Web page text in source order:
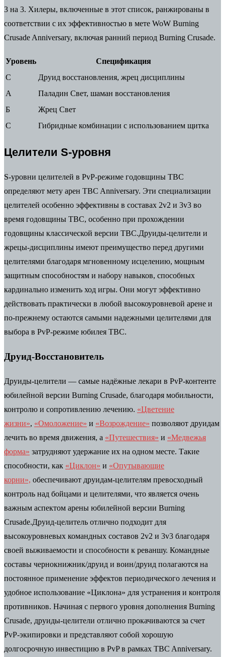
3 на 3. Хилеры, включенные в этот список, ранжированы в
соответствии с их эффективностью в мете WoW Burning
Crusade Anniversary, включая ранний период Burning Crusade.
Уровень
Спецификация
С
Друид восстановления, жрец дисциплины
А
Паладин Свет, шаман восстановления
Б
Жрец Свет
С
Гибридные комбинации с использованием щитка
Целители S-уровня
S-уровни целителей в PvP-режиме годовщины TBC
определяют мету арен TBC Anniversary. Эти специализации
целителей особенно эффективны в составах 2v2 и 3v3 во
время годовщины TBC, особенно при прохождении
годовщины классической версии TBC.Друиды-целители и
жрецы-дисциплины имеют преимущество перед другими
целителями благодаря мгновенному исцелению, мощным
защитным способностям и набору навыков, способных
кардинально изменить ход игры. Они могут эффективно
действовать практически в любой высокоуровневой арене и
по-прежнему остаются самыми надежными целителями для
выбора в PvP-режиме юбилея TBC.
Друид-Восстановитель
Друиды-целители — самые надёжные лекари в PvP-контенте
юбилейной версии Burning Crusade, благодаря мобильности,
контролю и сопротивлению лечению. «Цветение
жизни», «Омоложение» и «Возрождение» позволяют друидам
лечить во время движения, а «Путешествия» и «Медвежья
форма» затрудняют удержание их на одном месте. Такие
способности, как «Циклон» и «Опутывающие
корни», обеспечивают друидам-целителям превосходный
контроль над бойцами и целителями, что является очень
важным аспектом арены юбилейной версии Burning
Crusade.Друид-целитель отлично подходит для
высокоуровневых командных составов 2v2 и 3v3 благодаря
своей выживаемости и способности к реваншу. Командные
составы чернокнижник/друид и воин/друид полагаются на
постоянное применение эффектов периодического лечения и
удобное использование «Циклона» для устранения и контроля
противников. Начиная с первого уровня дополнения Burning
Crusade, друиды-целители отлично прокачиваются за счет
PvP-экипировки и представляют собой хорошую
долгосрочную инвестицию в PvP в рамках TBC Anniversary.